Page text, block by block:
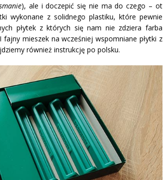
), ale i doczepić się nie ma do czego – ot
wykonane z solidnego plastiku, które pewnie
płytek z których się nam nie zdziera farba
mieszek na wcześniej wspomniane płytki z
również instrukcję po polsku.